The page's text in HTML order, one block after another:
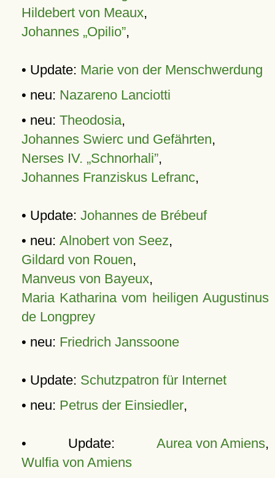
Hildebert von Meaux,
Johannes „Opilio”,
• Update: Marie von der Menschwerdung
• neu: Nazareno Lanciotti
• neu: Theodosia,
Johannes Swierc und Gefährten,
Nerses IV. „Schnorhali”,
Johannes Franziskus Lefranc,
• Update: Johannes de Brébeuf
• neu: Alnobert von Seez,
Gildard von Rouen,
Manveus von Bayeux,
Maria Katharina vom heiligen Augustinus
de Longprey
• neu: Friedrich Janssoone
• Update: Schutzpatron für Internet
• neu: Petrus der Einsiedler,
• Update: Aurea von Amiens,
Wulfia von Amiens